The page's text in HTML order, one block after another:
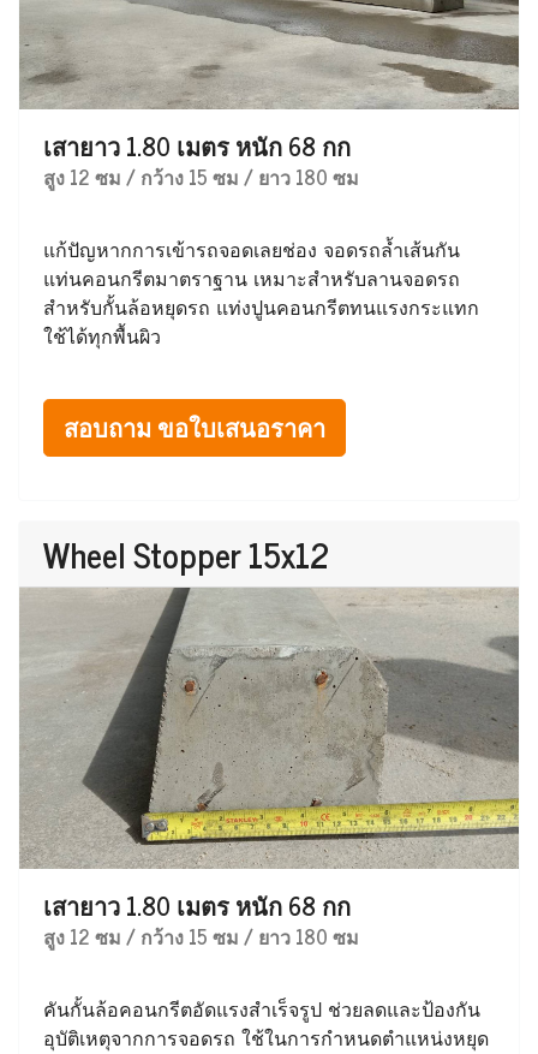
เสายาว 1.80 เมตร หนัก 68 กก
สูง 12 ซม / กว้าง 15 ซม / ยาว 180 ซม
แก้ปัญหากการเข้ารถจอดเลยช่อง จอดรถล้ำเส้นกัน
แท่นคอนกรีตมาตราฐาน เหมาะสำหรับลานจอดรถ
สำหรับกั้นล้อหยุดรถ แท่งปูนคอนกรีตทนแรงกระแทก
ใช้ได้ทุกพื้นผิว
สอบถาม ขอใบเสนอราคา
Wheel Stopper 15x12
เสายาว 1.80 เมตร หนัก 68 กก
สูง 12 ซม / กว้าง 15 ซม / ยาว 180 ซม
คันกั้นล้อคอนกรีตอัดแรงสำเร็จรูป ช่วยลดและป้องกัน
อุบัติเหตุจากการจอดรถ ใช้ในการกำหนดตำแหน่งหยุด